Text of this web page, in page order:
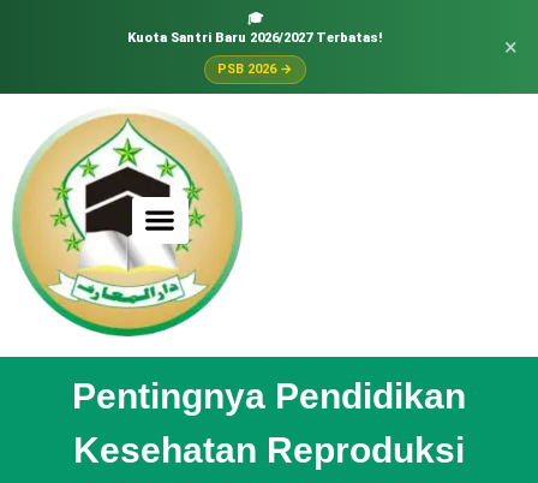
🎓
Kuota Santri Baru 2026/2027 Terbatas!
PSB 2026 →
×
Pentingnya Pendidikan
Kesehatan Reproduksi